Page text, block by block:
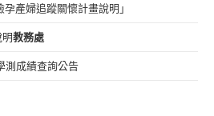
產婦追蹤關懷計畫說明」
教務處
測成績查詢公告